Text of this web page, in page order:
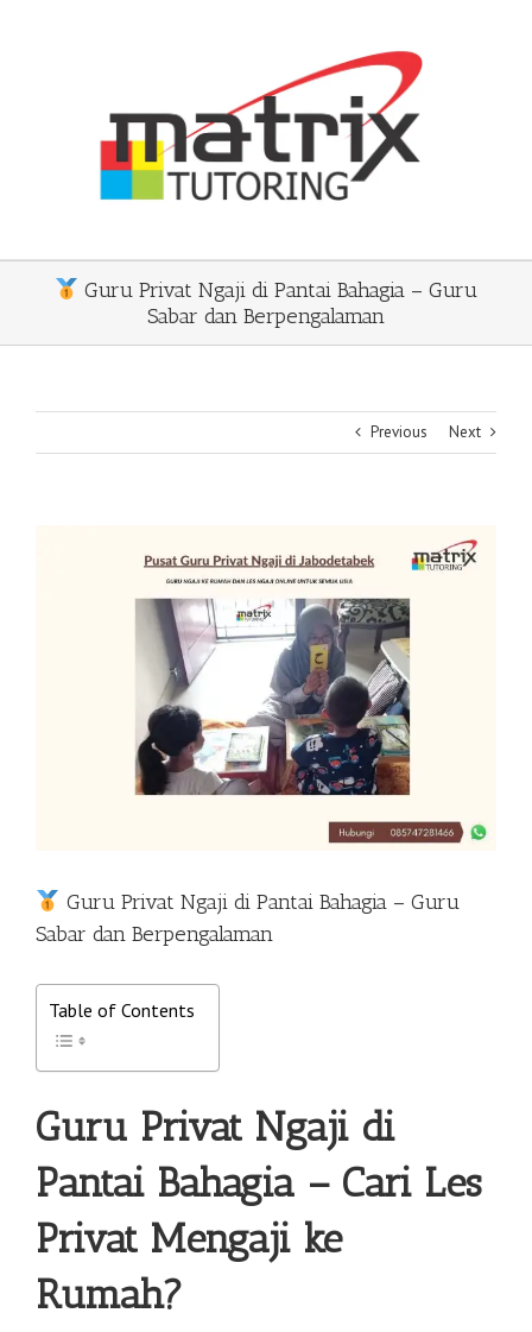
Guru Privat Ngaji di Pantai Bahagia – Guru
Sabar dan Berpengalaman
Previous Next
Guru Privat Ngaji di Pantai Bahagia – Guru
Sabar dan Berpengalaman
Table of Contents
Guru Privat Ngaji di
Pantai Bahagia – Cari Les
Privat Mengaji ke
Rumah?